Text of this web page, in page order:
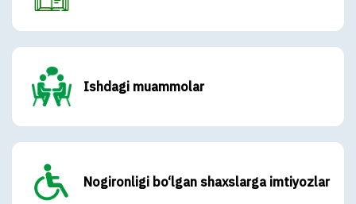
Ishdagi muammolar
Nogironligi bo‘lgan shaxslarga imtiyozlar